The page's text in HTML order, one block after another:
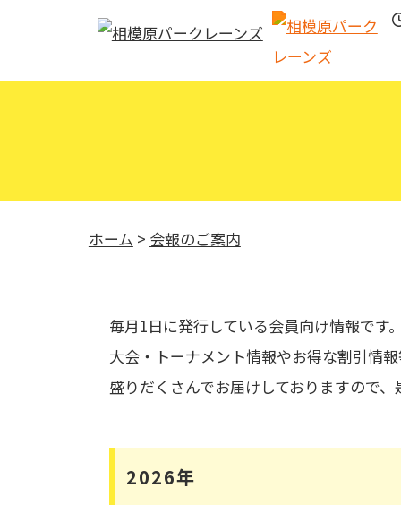
ホーム > 会報のご案内
毎月1日に発行している会員向け情報です。
大会・トーナメント情報やお得な割引情
盛りだくさんでお届けしておりますので、
2026年